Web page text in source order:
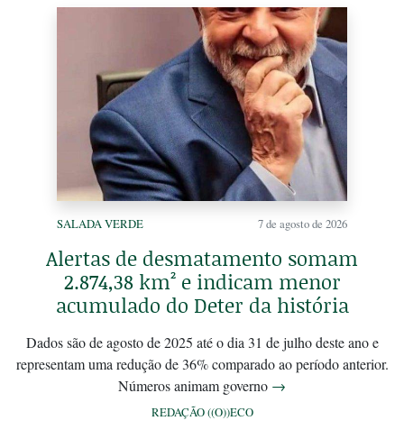
SALADA VERDE 7 de agosto de 2026
Alertas de desmatamento somam
2.874,38 km² e indicam menor
acumulado do Deter da história
Dados são de agosto de 2025 até o dia 31 de julho deste ano e
representam uma redução de 36% comparado ao período anterior.
Números animam governo →
REDAÇÃO ((O))ECO